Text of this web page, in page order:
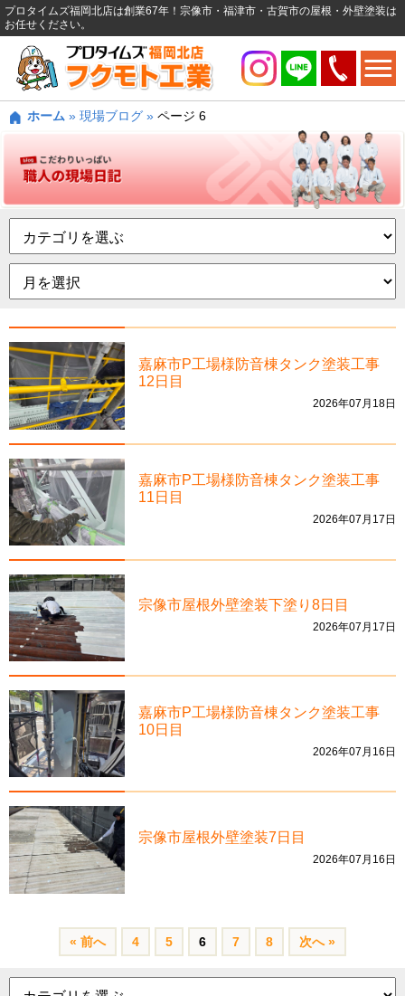
プロタイムズ福岡北店は創業67年！宗像市・福津市・古賀市の屋根・外壁塗装は
お任せください。
ホーム » 現場ブログ » ページ 6
嘉麻市P工場様防音棟タンク塗装工事
12日目
2026年07月18日
嘉麻市P工場様防音棟タンク塗装工事
11日目
2026年07月17日
宗像市屋根外壁塗装下塗り8日目
2026年07月17日
嘉麻市P工場様防音棟タンク塗装工事
10日目
2026年07月16日
宗像市屋根外壁塗装7日目
2026年07月16日
« 前へ 4 5 6 7 8 次へ »